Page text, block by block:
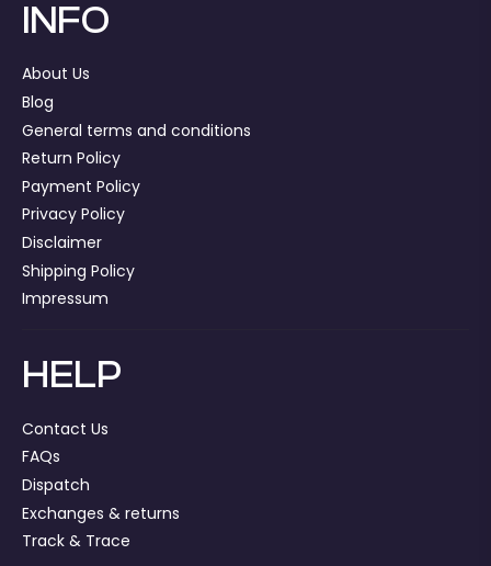
INFO
About Us
Blog
General terms and conditions
Return Policy
Payment Policy
Privacy Policy
Disclaimer
Shipping Policy
Impressum
HELP
Contact Us
FAQs
Dispatch
Exchanges & returns
Track & Trace